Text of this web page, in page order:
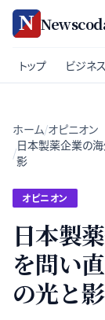
トップ ビジネス
ホーム/オピニオン
/日本製薬企業の
影
オピニオン
日本製
を問い
の光と影